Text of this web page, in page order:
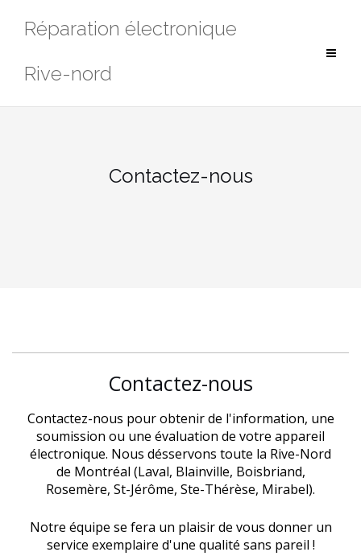
Réparation électronique
Rive-nord
Contactez-nous
Contactez-nous
Contactez-nous pour obtenir de l'information, une
soumission ou une évaluation de votre appareil
électronique. Nous désservons toute la Rive-Nord
de Montréal (Laval, Blainville, Boisbriand,
Rosemère, St-Jérôme, Ste-Thérèse, Mirabel).
Notre équipe se fera un plaisir de vous donner un
service exemplaire d'une qualité sans pareil !